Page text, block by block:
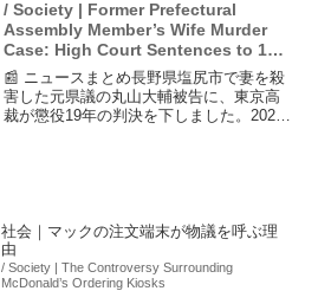
/ Society | Former Prefectural
Assembly Member’s Wife Murder
Case: High Court Sentences to 19
Years in Prison
📰 ニュースまとめ長野県塩尻市で妻を殺
害した元県議の丸山大輔被告に、東京高
裁が懲役19年の判決を下しました。2021
社会｜マックの注文端末が物議を呼ぶ理
由
/ Society | The Controversy Surrounding
McDonald’s Ordering Kiosks